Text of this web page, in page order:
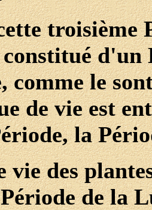
troisième
constitué
comme le
de vie est
la
vie des
de la